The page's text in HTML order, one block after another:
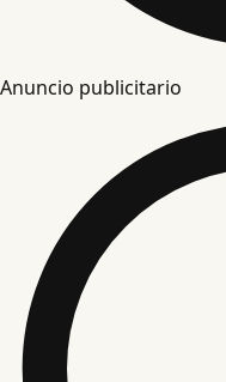
Anuncio publicitario